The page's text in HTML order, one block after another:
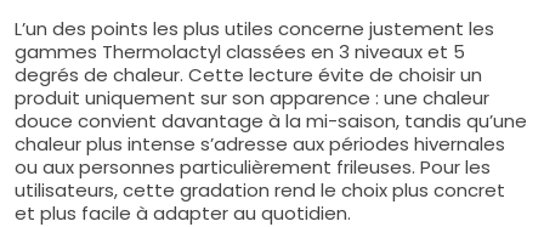
L’un des points les plus utiles concerne justement les
gammes Thermolactyl classées en 3 niveaux et 5
degrés de chaleur. Cette lecture évite de choisir un
produit uniquement sur son apparence : une chaleur
douce convient davantage à la mi-saison, tandis qu’une
chaleur plus intense s’adresse aux périodes hivernales
ou aux personnes particulièrement frileuses. Pour les
utilisateurs, cette gradation rend le choix plus concret
et plus facile à adapter au quotidien.